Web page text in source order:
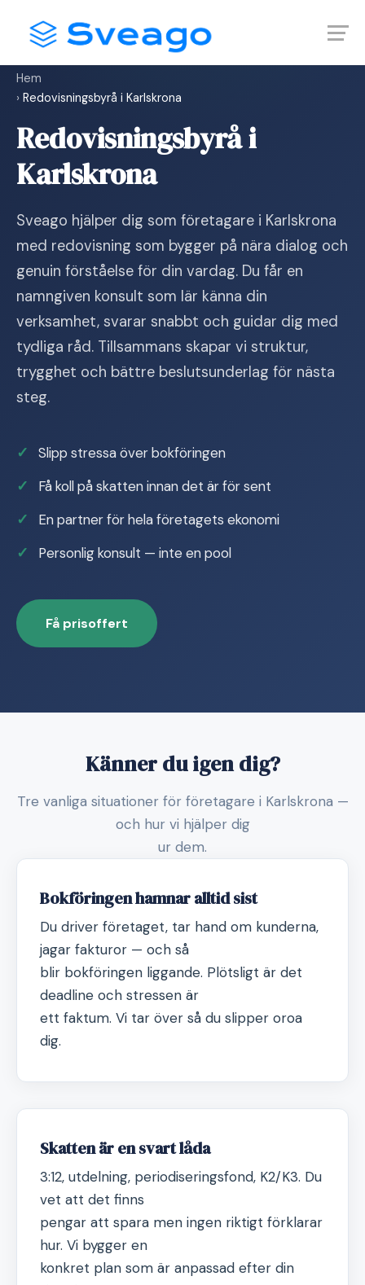
content
Hem
› Redovisningsbyrå i Karlskrona
Redovisningsbyrå i
Karlskrona
Sveago hjälper dig som företagare i Karlskrona
med redovisning som bygger på nära dialog och
genuin förståelse för din vardag. Du får en
namngiven konsult som lär känna din
verksamhet, svarar snabbt och guidar dig med
tydliga råd. Tillsammans skapar vi struktur,
trygghet och bättre beslutsunderlag för nästa
steg.
Slipp stressa över bokföringen
Få koll på skatten innan det är för sent
En partner för hela företagets ekonomi
Personlig konsult — inte en pool
Få prisoffert
Känner du igen dig?
Tre vanliga situationer för företagare i Karlskrona —
och hur vi hjälper dig
ur dem.
Bokföringen hamnar alltid sist
Du driver företaget, tar hand om kunderna,
jagar fakturor — och så
blir bokföringen liggande. Plötsligt är det
deadline och stressen är
ett faktum. Vi tar över så du slipper oroa
dig.
Skatten är en svart låda
3:12, utdelning, periodiseringsfond, K2/K3. Du
vet att det finns
pengar att spara men ingen riktigt förklarar
hur. Vi bygger en
konkret plan som är anpassad efter din